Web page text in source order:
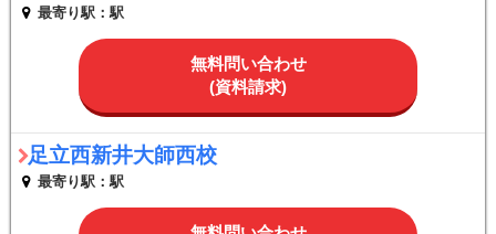
最寄り駅：駅
無料問い合わせ
(資料請求)
足立西新井大師西校
最寄り駅：駅